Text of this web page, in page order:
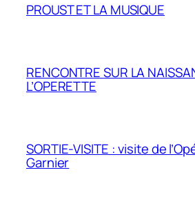
PROUST ET LA MUSIQUE
RENCONTRE SUR LA
L’OPERETTE
SORTIE-VISITE : visite de
Garnier